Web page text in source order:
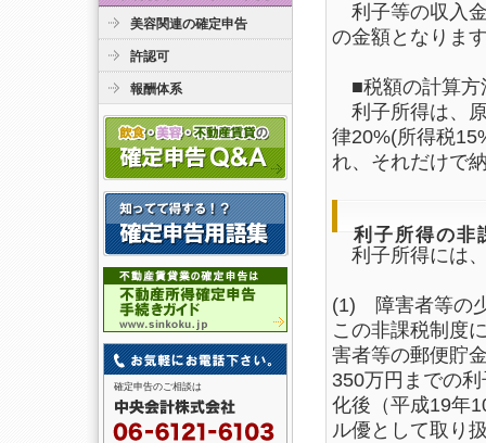
美容関連の確定申告
許認可
報酬体系
確定申告のご相談は
利子等の収入
の金額となりま
■税額の計算方
利子所得は、
律20%(所得税
れ、それだけで
利子所得の非
利子所得には
(1) 障害者等の
この非課税制度
害者等の郵便貯
350万円までの
化後（平成19年
ル優として取り